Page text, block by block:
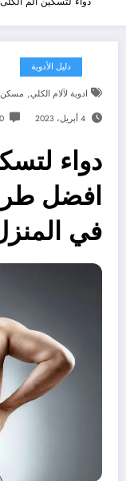
دليل الأدوية
ادوية لآلام الكلي, مسكن
4 أبريل، 2023 0 تعليقات
دواء
افضل
في